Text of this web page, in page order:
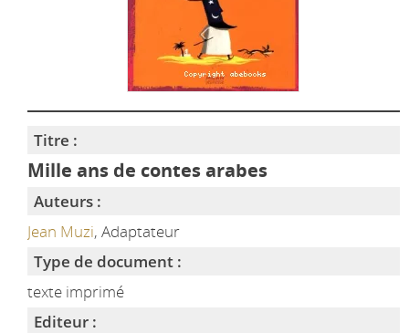
Titre :
Mille ans de contes arabes
Auteurs :
Jean Muzi, Adaptateur
Type de document :
texte imprimé
Editeur :